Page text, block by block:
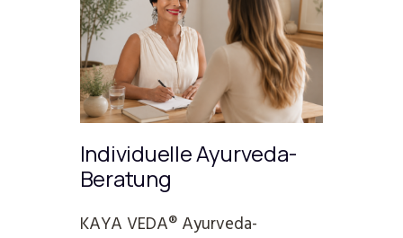
Individuelle Ayurveda-
Beratung
KAYA VEDA® Ayurveda-